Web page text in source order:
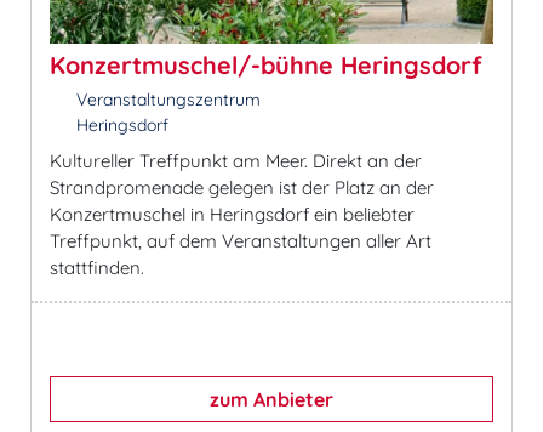
Konzertmuschel/-bühne Heringsdorf
Veranstaltungszentrum
Heringsdorf
Kultureller Treffpunkt am Meer. Direkt an der
Strandpromenade gelegen ist der Platz an der
Konzertmuschel in Heringsdorf ein beliebter
Treffpunkt, auf dem Veranstaltungen aller Art
stattfinden.
zum Anbieter